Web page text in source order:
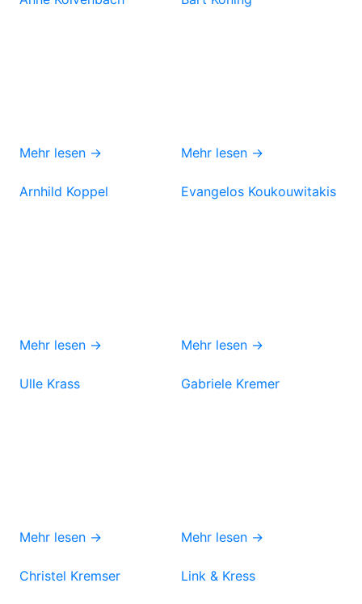
Mehr lesen → Mehr lesen →
Arnhild Koppel
Mehr lesen →
Evangelos Koukouwitakis
Mehr lesen →
Ulle Krass
Mehr lesen →
Gabriele Kremer
Mehr lesen →
Christel Kremser Link & Kress